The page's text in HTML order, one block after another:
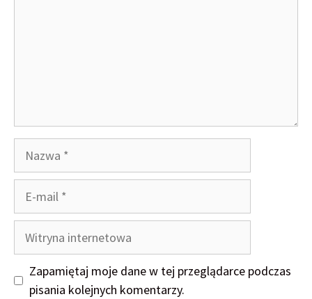
Witryna
internetowa
Zapamiętaj moje dane w tej przeglądarce podczas
pisania kolejnych komentarzy.